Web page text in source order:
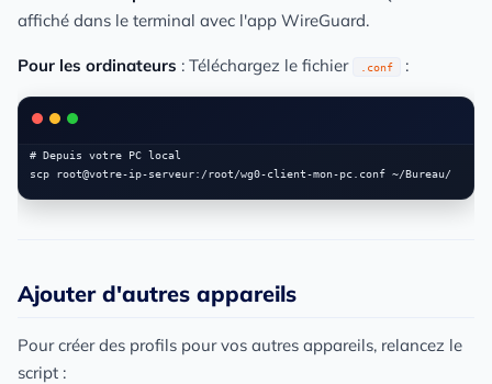
affiché dans le terminal avec l'app WireGuard.
Pour les ordinateurs : Téléchargez le fichier .conf :
# Depuis votre PC local
Ajouter d'autres appareils
Pour créer des profils pour vos autres appareils, relancez le
script :